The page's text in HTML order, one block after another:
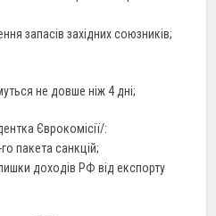
запасів західних союзників;
не довше ніж 4 дні;
Єврокомісії/:
пакета санкцій;
доходів РФ від експорту